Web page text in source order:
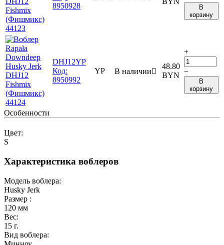
8950928
В
корзину
DHJ12YP
Код:
8950992
YP В наличии
48.80
BYN
+
−
В
корзину
Особенности
Цвет:
S
Характеристика воблеров
Модель воблера:
Husky Jerk
Размер :
120 мм
Вес:
15 г.
Вид воблера: